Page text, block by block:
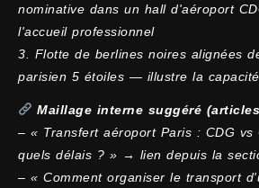
nominative dans un hall d'aéroport
l'accueil professionnel
3. Flotte de berlines noires alignées
parisien 5 étoiles — illustre la
Maillage interne suggéré
– « Transfert aéroport Paris : CDG vs
quels délais ? » → lien depuis la
– « Comment organiser le transport